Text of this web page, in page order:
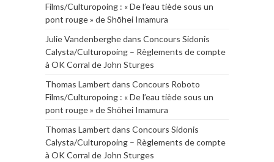
Films/Culturopoing : « De l’eau tiède sous un
pont rouge » de Shōhei Imamura
Julie Vandenberghedans Concours Sidonis
Calysta/Culturopoing – Règlements de compte
à OK Corral de John Sturges
Thomas Lambert dans Concours Roboto
Films/Culturopoing : « De l’eau tiède sous un
pont rouge » de Shōhei Imamura
Thomas Lambert dans Concours Sidonis
Calysta/Culturopoing – Règlements de compte
à OK Corral de John Sturges